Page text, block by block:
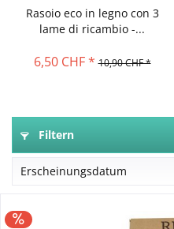
Rasoio eco in legno con 3
lame di ricambio -...
6,50 CHF * 10,90 CHF *
Filtern